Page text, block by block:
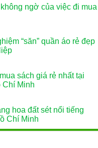
ngờ của việc đi mua
“săn” quần áo rẻ đẹp
sách giá rẻ nhất tại
Chí Minh
hoa đất sét nổi tiếng
Chí Minh